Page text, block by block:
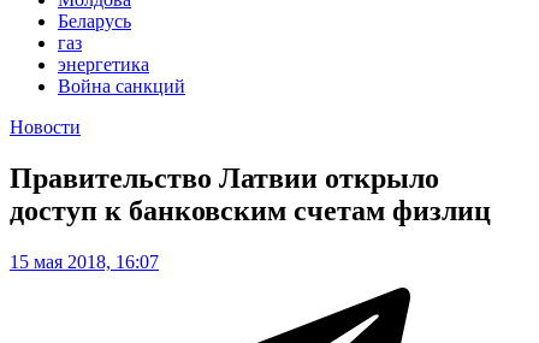
Беларусь
газ
энергетика
Война санкций
Новости
Правительство Латвии открыло
доступ к банковским счетам физлиц
15 мая 2018, 16:07